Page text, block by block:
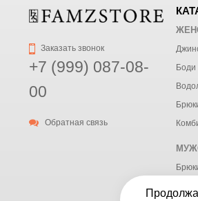
Заказать звонок
+7 (999) 087-08-
00
Обратная связь
Боди